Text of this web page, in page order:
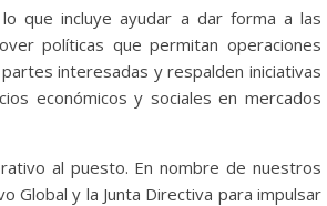
lo que incluye ayudar a dar forma a las
políticas que permitan operaciones
interesadas y respalden iniciativas
económicos y sociales en mercados
al puesto. En nombre de nuestros
Global y la Junta Directiva para impulsar